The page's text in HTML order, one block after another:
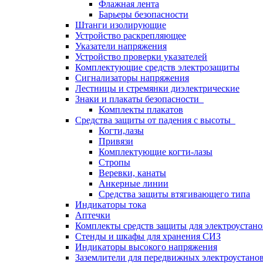
Флажная лента
Барьеры безопасности
Штанги изолирующие
Устройство раскрепляющее
Указатели напряжения
Устройство проверки указателей
Комплектующие средств электрозащиты
Сигнализаторы напряжения
Лестницы и стремянки диэлектрические
Знаки и плакаты безопасности
Комплекты плакатов
Средства защиты от падения с высоты
Когти,лазы
Привязи
Комплектующие когти-лазы
Стропы
Веревки, канаты
Анкерные линии
Средства защиты втягивающего типа
Индикаторы тока
Аптечки
Комплекты средств защиты для
Стенды и шкафы для хранения СИЗ
Индикаторы высокого напряжения
Заземлители для передвижных